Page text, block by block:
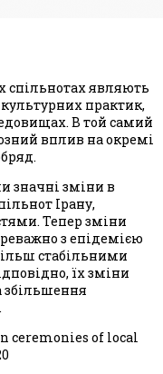
спільнотах являють
практик,
В той самий
вплив на окремі
значні зміни в
Ірану,
Тепер зміни
з епідемією
стабільними
їх зміни
збільшення
ceremonies of local